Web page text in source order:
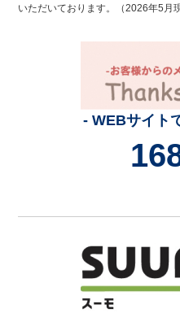
いただいております。（2026年5月
- WEBサイト